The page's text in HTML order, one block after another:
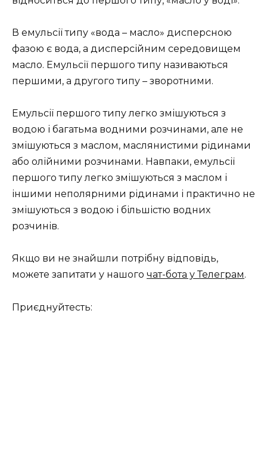
В емульсії типу «вода – масло» дисперсною
фазою є вода, а дисперсійним середовищем
масло. Емульсії першого типу називаються
першими, а другого типу – зворотними.
Емульсії першого типу легко змішуються з
водою і багатьма водними розчинами, але не
змішуються з маслом, маслянистими рідинами
або олійними розчинами. Навпаки, емульсії
першого типу легко змішуються з маслом і
іншими неполярними рідинами і практично не
змішуються з водою і більшістю водних
розчинів.
Якщо ви не знайшли потрібну відповідь,
можете запитати у нашого чат-бота у Телеграм.
Приєднуйтесть: